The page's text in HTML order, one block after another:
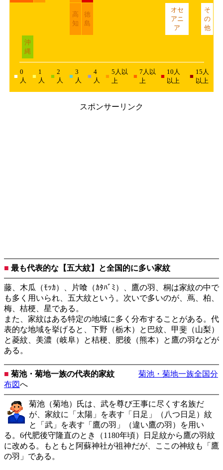
スポンサーリンク
■ 最も代表的な【五大紋】と全国的に多い家紋
藤、木瓜（ﾓｯｶ）、片喰（ｶﾀﾊﾞﾐ）、鷹の羽、桐は家紋の中で
も多く用いられ、五大紋という。次いで多いのが、蔦、柏、
梅、桔梗、星である。
また、家紋はある特定の地域に多く分布することがある。代
表的な地域を挙げると、下野（栃木）と巴紋、甲斐（山梨）
と菱紋、美濃（岐阜）と桔梗、肥後（熊本）と鷹の羽などが
ある。
■ 菊池・菊地一族の代表的家紋
菊池・菊地一族全国分
布図へ
菊池（菊地）氏は、武を尊び王事に尽くす名族だ
が、家紋に「太陽」を表す「日足」（八つ日足）紋
と「武」を表す「鷹の羽」（違い鷹の羽）を用い
る。6代肥後守隆直のとき（1180年頃）日足紋から鷹の羽紋
に改める。もともと阿蘇神社が祖神だが、ここの神紋も「鷹
の羽」である。